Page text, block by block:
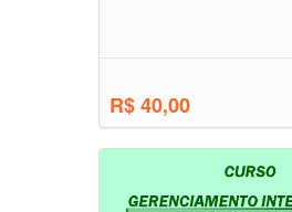
R$ 40,00